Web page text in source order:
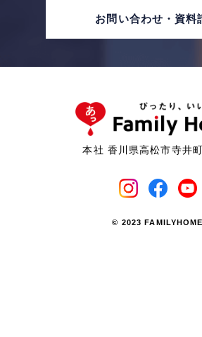
お問い合わせ・資料
本社 香川県高松市寺井
© 2023 FAMILYHOME